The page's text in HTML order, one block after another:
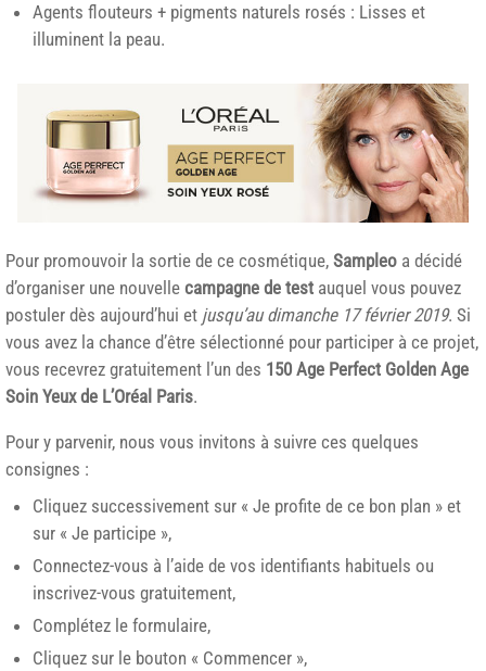
Agents flouteurs + pigments naturels rosés : Lisses et
illuminent la peau.
Pour promouvoir la sortie de ce cosmétique, Sampleo a décidé
d’organiser une nouvelle campagne de test auquel vous pouvez
postuler dès aujourd’hui et jusqu’au dimanche 17 février 2019. Si
vous avez la chance d’être sélectionné pour participer à ce projet,
vous recevrez gratuitement l’un des 150 Age Perfect Golden Age
Soin Yeux de L’Oréal Paris.
Pour y parvenir, nous vous invitons à suivre ces quelques
consignes :
Cliquez successivement sur « Je profite de ce bon plan » et
sur « Je participe »,
Connectez-vous à l’aide de vos identifiants habituels ou
inscrivez-vous gratuitement,
Complétez le formulaire,
Cliquez sur le bouton « Commencer »,